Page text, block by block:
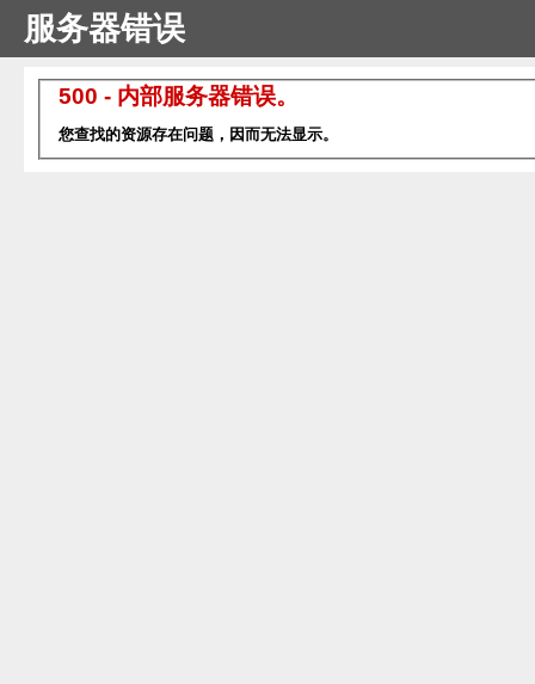
服务器错误
500 - 内部服务器错误。
您查找的资源存在问题，因而无法显示。